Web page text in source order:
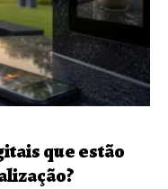
que estão